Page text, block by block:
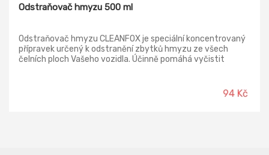
Odstraňovač hmyzu 500 ml
Odstraňovač hmyzu CLEANFOX je speciální koncentrovaný
přípravek určený k odstranění zbytků hmyzu ze všech
čelních ploch Vašeho vozidla. Účinně pomáhá vyčistit
94 Kč